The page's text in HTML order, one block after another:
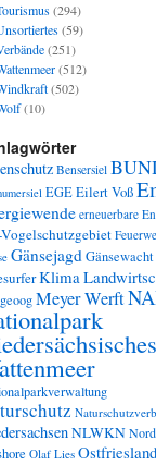
(294)
(59)
(251)
(512)
(502)
(10)
Bensersiel
EGEEilert Voß
erneuerbare
GänsejagdGänsewacht
Klima
Meyer Werft
NLWKN
Olaf Lies Ostfriesland